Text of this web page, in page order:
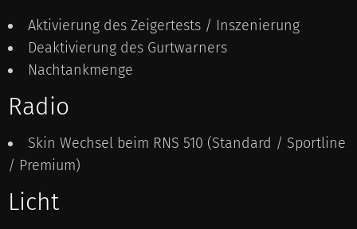
Aktivierung des Zeigertests / Inszenierung
Deaktivierung des Gurtwarners
Nachtankmenge
Radio
Skin Wechsel beim RNS 510 (Standard / Sportline
/ Premium)
Licht